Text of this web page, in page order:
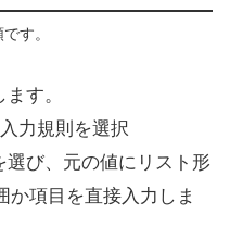
す。
す。
力規則を選択
び、元の値にリスト形
か項目を直接入力しま